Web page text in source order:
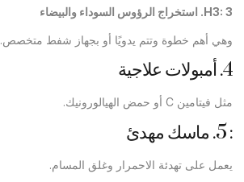
H3: 3. استخراج الرؤوس السوداء والبيضاء
وهي أهم خطوة وتتم يدويًا أو بجهاز شفط متخصص.
4. أمبولات علاجية
مثل فيتامين C أو حمض الهيالورونيك.
: 5. ماسك مهدئ
يعمل على تهدئة الاحمرار وغلق المسام.